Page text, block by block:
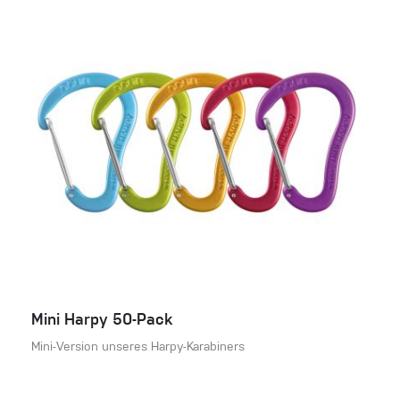
Mini Harpy 50-Pack
Mini-Version unseres Harpy-Karabiners